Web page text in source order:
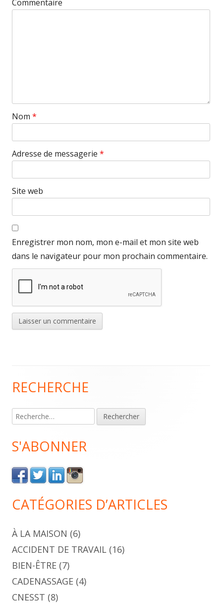
Commentaire
Nom *
Adresse de messagerie *
Site web
Enregistrer mon nom, mon e-mail et mon site web
dans le navigateur pour mon prochain commentaire.
Colonne
principale
RECHERCHE
Rechercher :
S'ABONNER
CATÉGORIES D’ARTICLES
À LA MAISON (6)
ACCIDENT DE TRAVAIL (16)
BIEN-ÊTRE (7)
CADENASSAGE (4)
CNESST (8)